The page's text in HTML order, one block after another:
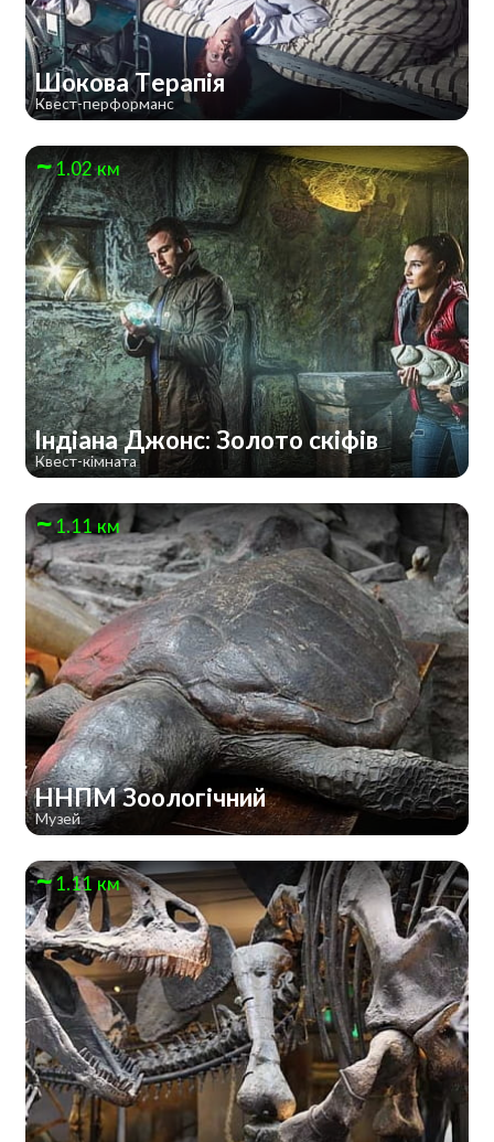
Шокова Терапія
Квест-перформанс
1.02 км
Індіана Джонс: Золото скіфів
Квест-кімната
1.11 км
ННПМ Зоологічний
Музей
1.11 км